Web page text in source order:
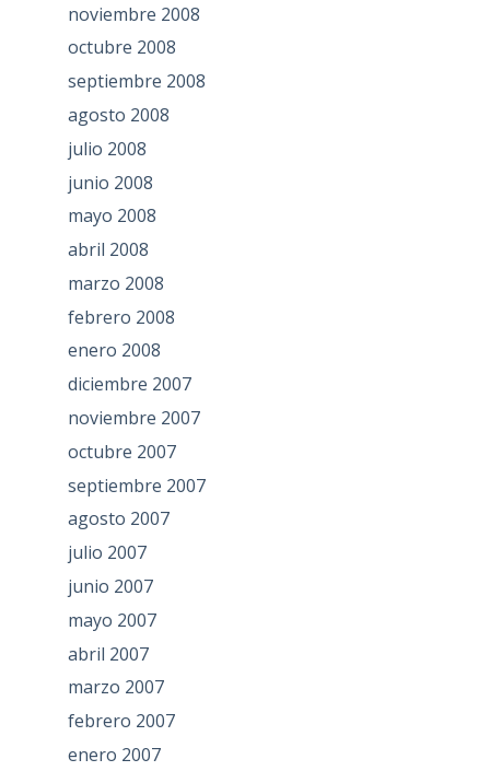
noviembre 2008
octubre 2008
septiembre 2008
agosto 2008
julio 2008
junio 2008
mayo 2008
abril 2008
marzo 2008
febrero 2008
enero 2008
diciembre 2007
noviembre 2007
octubre 2007
septiembre 2007
agosto 2007
julio 2007
junio 2007
mayo 2007
abril 2007
marzo 2007
febrero 2007
enero 2007